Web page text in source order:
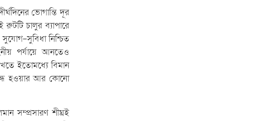
ভোগান্তি দূর
চালুর ব্যাপারে
সুযোগ-সুবিধা নিশ্চিত
পর্যায়ে আনতেও
ইতোমধ্যে বিমান
হওয়ার আর কোনো
সম্প্রসারণ শীঘ্রই